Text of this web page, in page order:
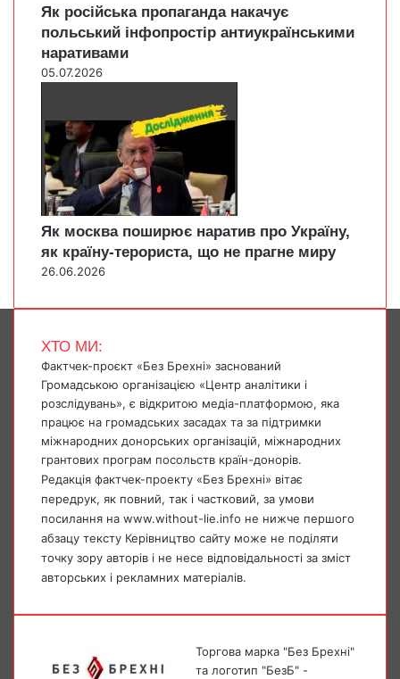
Як російська пропаганда накачує
польський інфопростір антиукраїнськими
наративами
05.07.2026
Як москва поширює наратив про Україну,
як країну-терориста, що не прагне миру
26.06.2026
ХТО МИ:
Фактчек-проєкт «Без Брехні» заснований
Громадською організацією «Центр аналітики і
розслідувань», є відкритою медіа-платформою, яка
працює на громадських засадах та за підтримки
міжнародних донорських організацій, міжнародних
грантових програм посольств країн-донорів.
Редакція фактчек-проекту «Без Брехні» вітає
передрук, як повний, так і частковий, за умови
посилання на www.without-lie.info не нижче першого
абзацу тексту Керівництво сайту може не поділяти
точку зору авторів і не несе відповідальності за зміст
авторських і рекламних матеріалів.
Торгова марка "Без Брехні"
та логотип "БезБ" -